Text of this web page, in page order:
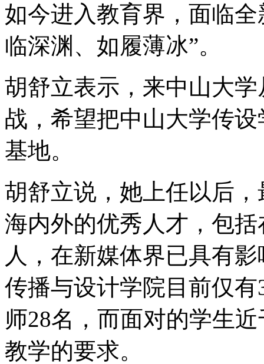
如今进入教育界，面临
临深渊、如履薄冰”。
胡舒立表示，来中山大
战，希望把中山大学传
基地。
胡舒立说，她上任以后
海内外的优秀人才，包
人，在新媒体界已具有
传播与设计学院目前仅
师28名，而面对的学生
教学的要求。